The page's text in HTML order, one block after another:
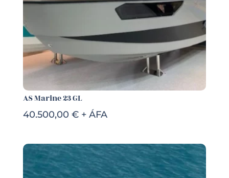
AS Marine 23 GL
40.500,00 € + ÁFA